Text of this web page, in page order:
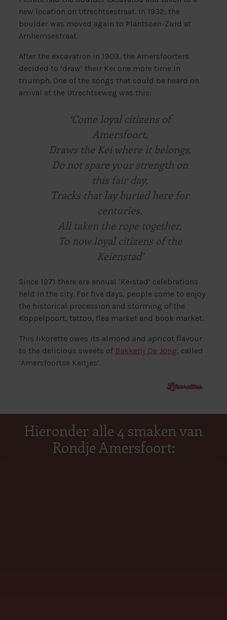
new location on Utrechtsestraat. In 1932, the
boulder was moved again to Plantsoen-Zuid at
Arnhemsestraat.
After the excavation in 1903, the Amersfoorters
decided to ‘draw’ their Kei one more time in
triumph. One of the songs that could be heard on
arrival at the Utrechtseweg was this:
‘Come loyal citizens of
Amersfoort,
Draws the Kei where it belongs,
Do not spare your strength on
this fair day,
Tracks that lay buried here for
centuries,
All taken the rope together,
To now loyal citizens of the
Keienstad’
Since 1971 there are annual ‘Keistad’ celebrations
held in the city. For five days, people come to enjoy
the historical procession and storming of the
Koppelpoort, tattoo, flea market and book market.
This likorette owes its almond and apricot flavour
to the delicious sweets of Bakkerij De Jong, called
‘Amersfoortse Keitjes’.
Hieronder alle 4 smaken van
Rondje Amersfoort: